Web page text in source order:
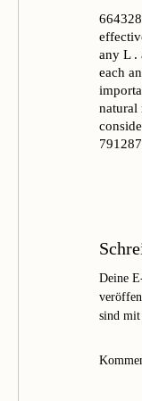
any L .
each
natural
791287
Deine
sind mit